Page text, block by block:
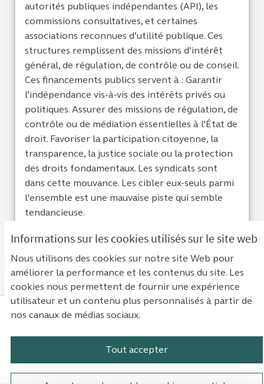
Informations sur les cookies utilisés sur le site web
Nous utilisons des cookies sur notre site Web pour
améliorer la performance et les contenus du site. Les
cookies nous permettent de fournir une expérience
utilisateur et un contenu plus personnalisés à partir de
nos canaux de médias sociaux.
Tout accepter
autorités publiques indépendantes (API), les
commissions consultatives, et certaines
associations reconnues d’utilité publique. Ces
structures remplissent des missions d’intérêt
général, de régulation, de contrôle ou de conseil.
Ces financements publics servent à : Garantir
l’indépendance vis-à-vis des intérêts privés ou
politiques. Assurer des missions de régulation, de
contrôle ou de médiation essentielles à l’État de
droit. Favoriser la participation citoyenne, la
transparence, la justice sociale ou la protection
des droits fondamentaux. Les syndicats sont
dans cette mouvance. Les cibler eux-seuls parmi
l'ensemble est une mauvaise piste qui semble
tendancieuse.
Mentions légales
Paramètres des cookies
Plateforme de participation de la
Plateforme de participation de la
Plateforme de participation
Plateforme de